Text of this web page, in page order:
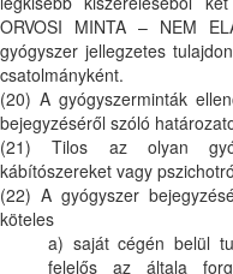
ORVOSI MINTA – NEM
gyógyszer jellegzetes
csatolmányként.
(20) A gyógyszerminták
bejegyzéséről szóló
(21) Tilos az olyan
kábítószereket vagy
(22) A gyógyszer
köteles
a) saját cégén belül
felelős az általa